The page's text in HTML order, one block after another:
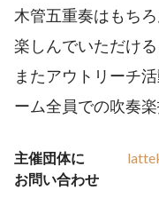
木管五重奏はもち
楽しんでいただけ
またアウトリーチ
ーム全員での吹奏
主催団体に
お問い合わせ